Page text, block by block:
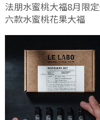
法朋水蜜桃大福8月限
六款水蜜桃花果大福